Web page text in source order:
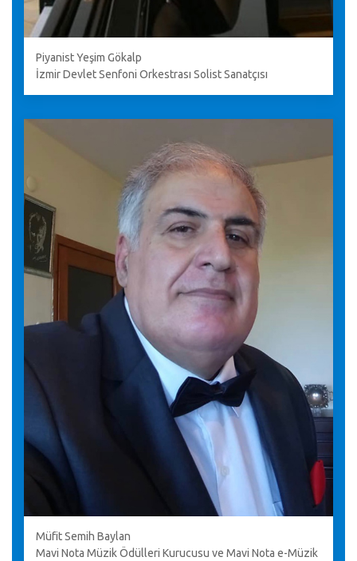
Piyanist Yeşim Gökalp
İzmir Devlet Senfoni Orkestrası Solist Sanatçısı
Müfit Semih Baylan
Mavi Nota Müzik Ödülleri Kurucusu ve Mavi Nota e-Müzik